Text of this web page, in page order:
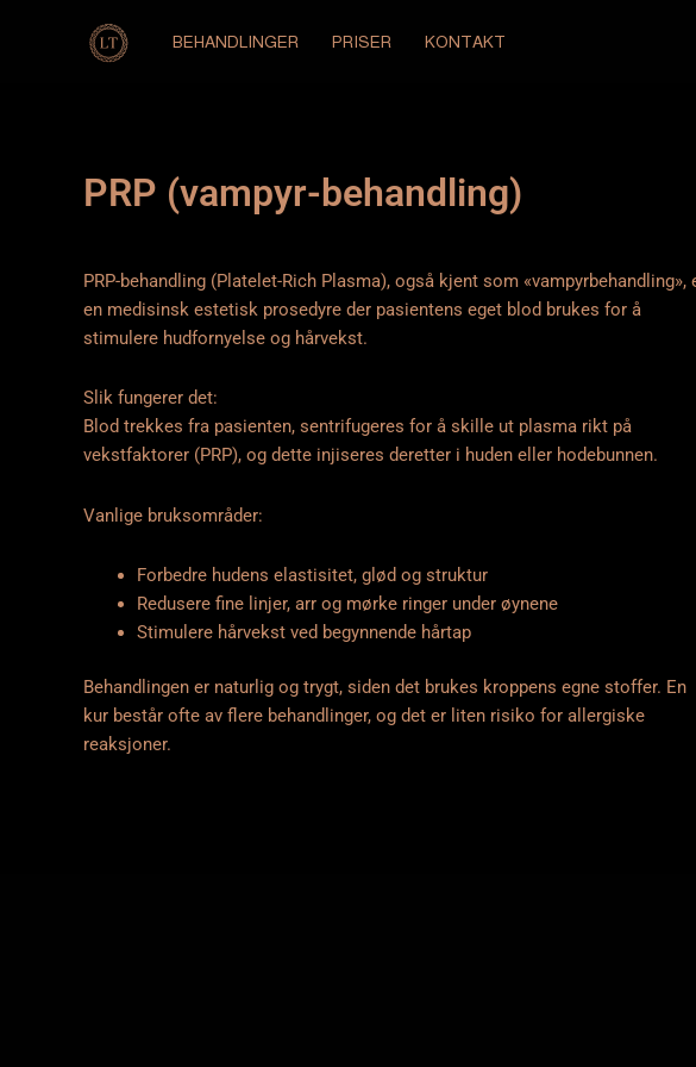
BEHANDLINGER PRISER KONTAKT
PRP (vampyr-behandling)
PRP-behandling (Platelet-Rich Plasma), også kjent som «vampyrbehandling»,
en medisinsk estetisk prosedyre der pasientens eget blod brukes for å
stimulere hudfornyelse og hårvekst.
Slik fungerer det:
Blod trekkes fra pasienten, sentrifugeres for å skille ut plasma rikt på
vekstfaktorer (PRP), og dette injiseres deretter i huden eller hodebunnen.
Vanlige bruksområder:
Forbedre hudens elastisitet, glød og struktur
Redusere fine linjer, arr og mørke ringer under øynene
Stimulere hårvekst ved begynnende hårtap
Behandlingen er naturlig og trygt, siden det brukes kroppens egne stoffer. En
kur består ofte av flere behandlinger, og det er liten risiko for allergiske
reaksjoner.